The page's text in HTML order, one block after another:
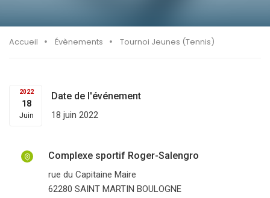
Accueil Évènements Tournoi Jeunes (Tennis)
2022
18
Juin
Date de l'événement
18 juin 2022
Complexe sportif Roger-Salengro
rue du Capitaine Maire
62280 SAINT MARTIN BOULOGNE